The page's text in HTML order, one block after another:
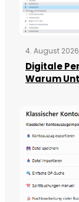
4. August 2026
Digitale
Warum